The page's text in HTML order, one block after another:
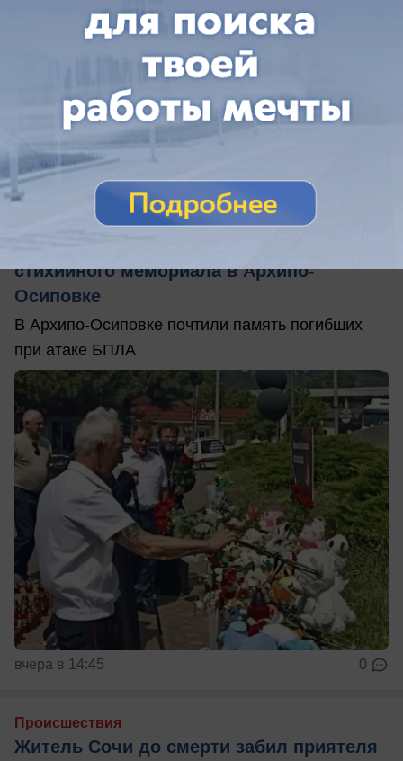
вчера в 15:00
стихийного мемориала в Архипо-
Осиповке
В Архипо-Осиповке почтили память погибших
при атаке БПЛА
вчера в 14:45 0
Происшествия
Житель Сочи до смерти забил приятеля